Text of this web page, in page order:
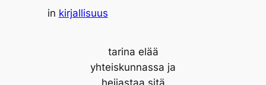
in kirjallisuus
tarina elää
yhteiskunnassa ja